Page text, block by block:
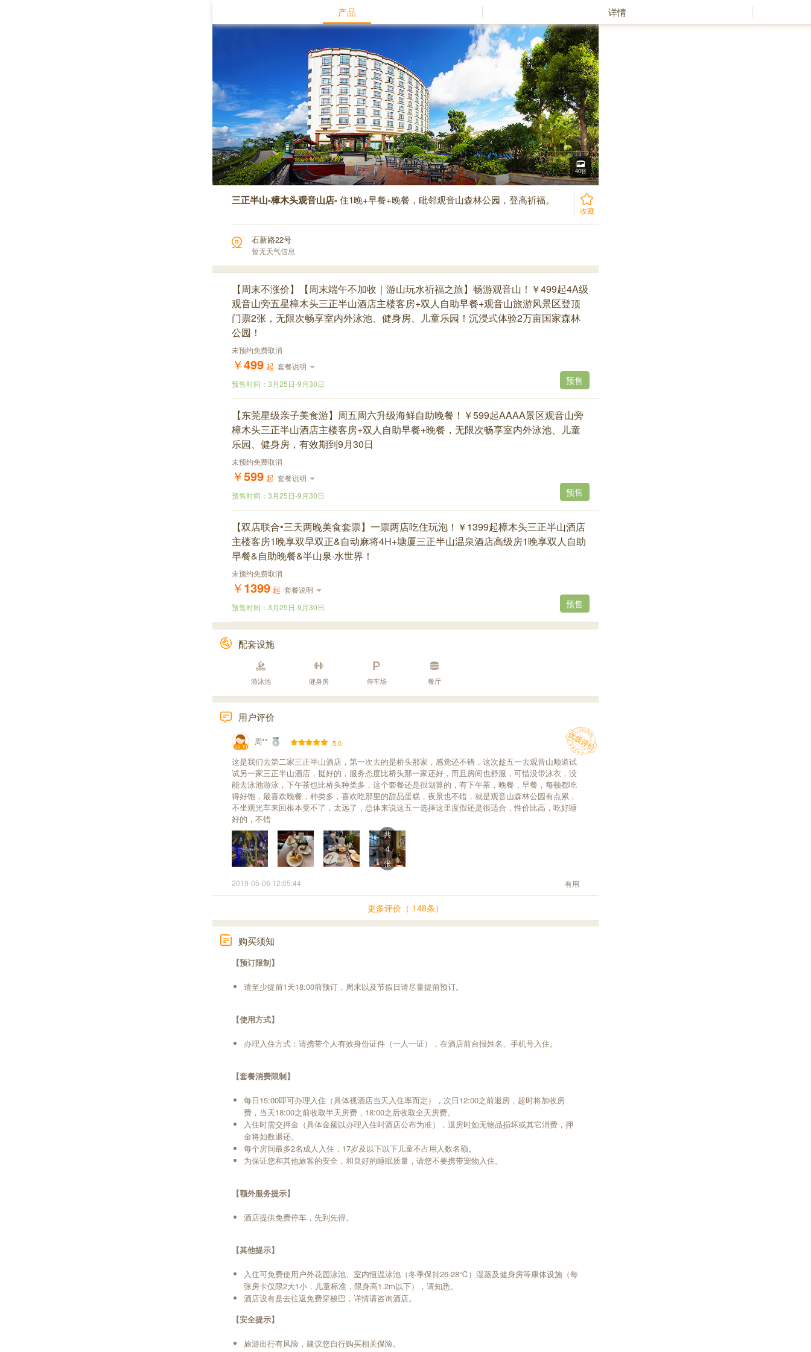
产品 详情
40张
三正半山-樟木头观音山店-住1晚+早餐+晚餐，毗邻观音山森林公园，登高祈福。
收藏
石新路22号
暂无天气信息
【周末不涨价】【周末端午不加收｜游山玩水祈福之旅】畅游观音山！￥499起4A级
观音山旁五星樟木头三正半山酒店主楼客房+双人自助早餐+观音山旅游风景区登顶
门票2张，无限次畅享室内外泳池、健身房、儿童乐园！沉浸式体验2万亩国家森林
公园！
未预约免费取消
￥499 起 套餐说明
预售时间： 3月25日-9月30日 预售
【东莞星级亲子美食游】周五周六升级海鲜自助晚餐！￥599起AAAA景区观音山旁
樟木头三正半山酒店主楼客房+双人自助早餐+晚餐，无限次畅享室内外泳池、儿童
乐园、健身房，有效期到9月30日
未预约免费取消
￥599 起 套餐说明
预售时间： 3月25日-9月30日 预售
【双店联合•三天两晚美食套票】一票两店吃住玩泡！￥1399起樟木头三正半山酒店
主楼客房1晚享双早双正&自动麻将4H+塘厦三正半山温泉酒店高级房1晚享双人自助
早餐&自助晚餐&半山泉·水世界！
未预约免费取消
￥1399 起 套餐说明
预售时间： 3月25日-9月30日 预售
配套设施
游泳池 健身房 停车场 餐厅
用户评价
Lv. 13
周** 5.0
这是我们去第二家三正半山酒店，第一次去的是桥头那家，感觉还不错，这次趁五一去观音山顺道试
试另一家三正半山酒店，挺好的，服务态度比桥头那一家还好，而且房间也舒服，可惜没带泳衣，没
能去泳池游泳，下午茶也比桥头种类多，这个套餐还是很划算的，有下午茶，晚餐，早餐，每顿都吃
得好饱，最喜欢晚餐，种类多，喜欢吃那里的甜品蛋糕，夜景也不错，就是观音山森林公园有点累，
不坐观光车来回根本受不了，太远了，总体来说这五一选择这里度假还是很适合，性价比高，吃好睡
好的，不错
共
4
张
2019-05-06 12:05:44
有用
更多评价（ 148条）
购买须知
【预订限制】
请至少提前1天18:00前预订，周末以及节假日请尽量提前预订。
【使用方式】
办理入住方式：请携带个人有效身份证件（一人一证），在酒店前台报姓名、手机号入住。
【套餐消费限制】
每日15:00即可办理入住（具体视酒店当天入住率而定），次日12:00之前退房，超时将加收房
费，当天18:00之前收取半天房费，18:00之后收取全天房费。
入住时需交押金（具体金额以办理入住时酒店公布为准），退房时如无物品损坏或其它消费，押
金将如数退还。
每个房间最多2名成人入住，17岁及以下以下儿童不占用人数名额。
为保证您和其他旅客的安全，和良好的睡眠质量，请您不要携带宠物入住。
【额外服务提示】
酒店提供免费停车，先到先得。
【其他提示】
入住可免费使用户外花园泳池、室内恒温泳池（冬季保持26-28℃）湿蒸及健身房等康体设施（每
张房卡仅限2大1小，儿童标准，限身高1.2m以下），请知悉。
酒店设有是去往返免费穿梭巴，详情请咨询酒店。
【安全提示】
旅游出行有风险，建议您自行购买相关保险。